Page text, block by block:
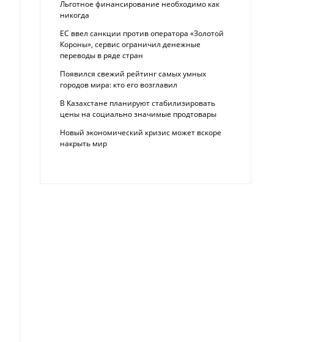
Льготное финансирование необходимо как
никогда
ЕС ввел санкции против оператора «Золотой
Короны», сервис ограничил денежные
переводы в ряде стран
Появился свежий рейтинг самых умных
городов мира: кто его возглавил
В Казахстане планируют стабилизировать
цены на социально значимые продтовары
Новый экономический кризис может вскоре
накрыть мир